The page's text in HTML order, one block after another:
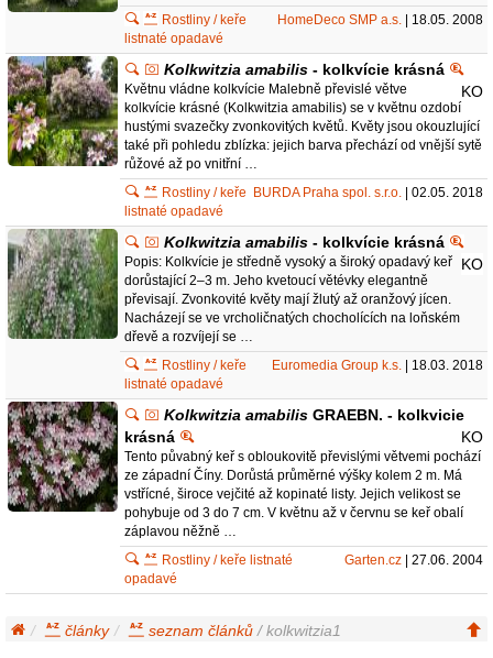
HomeDeco SMP a.s. | 18.05. 2008
Rostliny / keře
listnaté opadavé
Kolkwitzia amabilis - kolkvície krásná
KO
Květnu vládne kolkvície Malebně převislé větve
kolkvície krásné (Kolkwitzia amabilis) se v květnu ozdobí
hustými svazečky zvonkovitých květů. Květy jsou okouzlující
také při pohledu zblízka: jejich barva přechází od vnější sytě
růžové až po vnitřní …
BURDA Praha spol. s.r.o. | 02.05. 2018
Rostliny / keře
listnaté opadavé
Kolkwitzia amabilis - kolkvície krásná
KO
Popis: Kolkvície je středně vysoký a široký opadavý keř
dorůstající 2–3 m. Jeho kvetoucí větévky elegantně
převisají. Zvonkovité květy mají žlutý až oranžový jícen.
Nacházejí se ve vrcholičnatých chocholících na loňském
dřevě a rozvíjejí se …
Euromedia Group k.s. | 18.03. 2018
Rostliny / keře
listnaté opadavé
Kolkwitzia amabilis GRAEBN. - kolkvicie
krásná
KO
Tento půvabný keř s obloukovitě převislými větvemi pochází
ze západní Číny. Dorůstá průměrné výšky kolem 2 m. Má
vstřícné, široce vejčité až kopinaté listy. Jejich velikost se
pohybuje od 3 do 7 cm. V květnu až v červnu se keř obalí
záplavou něžně …
Garten.cz | 27.06. 2004
Rostliny / keře listnaté
opadavé
články seznam článků / kolkwitzia1